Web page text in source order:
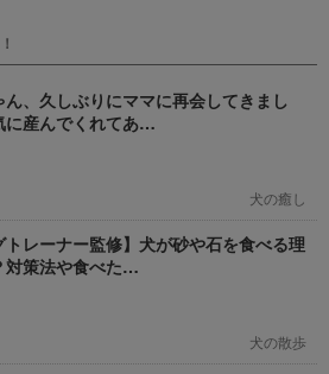
ん、久しぶりにママに再会してきまし
に産んでくれてあ…
犬の癒し
トレーナー監修】犬が砂や石を食べる理
対策法や食べた…
犬の散歩